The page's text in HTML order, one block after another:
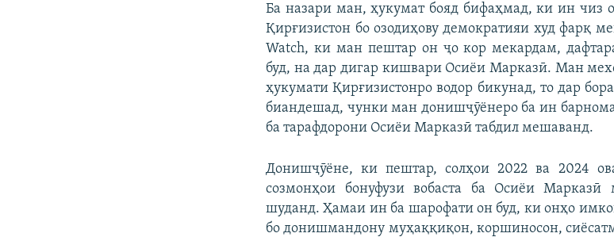
Ба назари ман, ҳукумат бояд бифаҳмад, ки ин чиз
Қирғизистон бо озодиҳову демократияи худ фарқ
Watch, ки ман пештар он ҷо кор мекардам,
буд, на дар дигар кишвари Осиёи Марказӣ. Ман
ҳукумати Қирғизистонро водор бикунад, то дар
биандешад, чунки ман донишҷӯёнеро ба ин
ба тарафдорони Осиёи Марказӣ табдил мешаванд.
Донишҷӯёне, ки пештар, солҳои 2022 ва 2024
созмонҳои бонуфузи вобаста ба Осиёи Марказӣ
шуданд. Ҳамаи ин ба шарофати он буд, ки онҳо
бо донишмандону муҳаққиқон, коршиносон,